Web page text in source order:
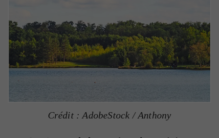
Crédit : AdobeStock / Anthony